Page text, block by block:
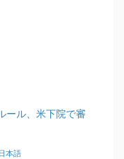
ール、米下院で審
本語